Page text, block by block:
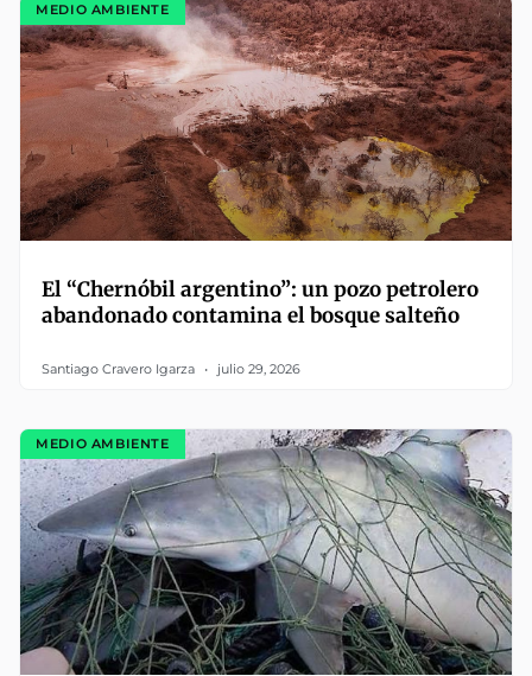
MEDIO AMBIENTE
El “Chernóbil argentino”: un pozo petrolero
abandonado contamina el bosque salteño
Santiago Cravero Igarza julio 29, 2026
MEDIO AMBIENTE